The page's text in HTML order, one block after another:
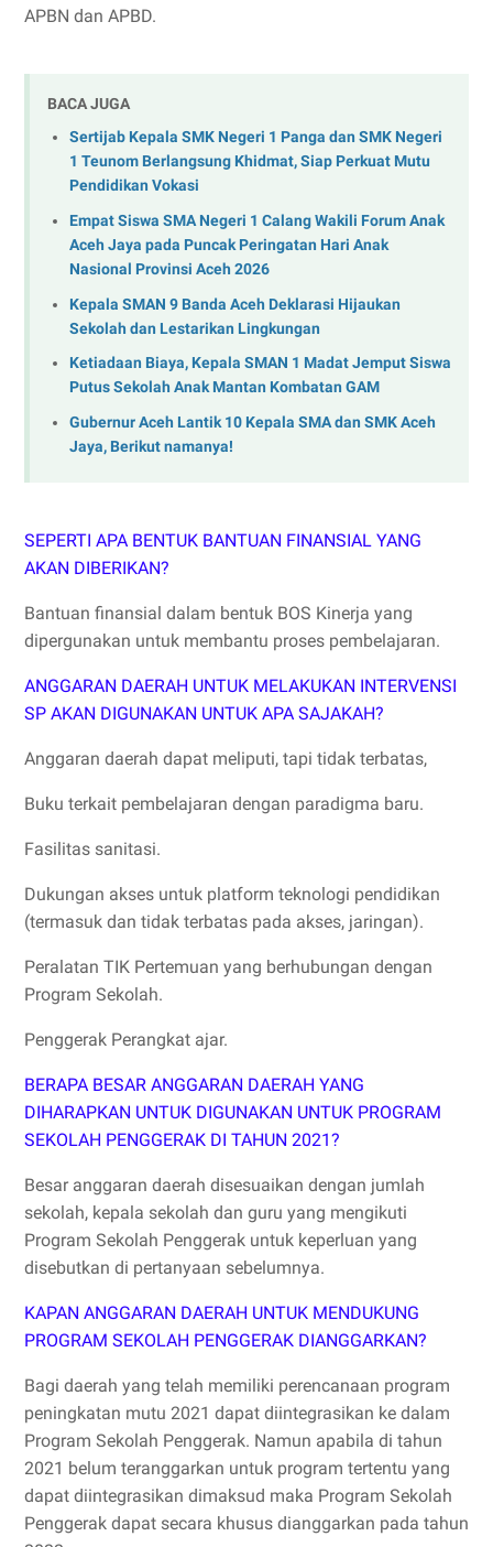
APBN dan APBD.
BACA JUGA
Sertijab Kepala SMK Negeri 1 Panga dan SMK Negeri
1 Teunom Berlangsung Khidmat, Siap Perkuat Mutu
Pendidikan Vokasi
Empat Siswa SMA Negeri 1 Calang Wakili Forum Anak
Aceh Jaya pada Puncak Peringatan Hari Anak
Nasional Provinsi Aceh 2026
Kepala SMAN 9 Banda Aceh Deklarasi Hijaukan
Sekolah dan Lestarikan Lingkungan
Ketiadaan Biaya, Kepala SMAN 1 Madat Jemput Siswa
Putus Sekolah Anak Mantan Kombatan GAM
Gubernur Aceh Lantik 10 Kepala SMA dan SMK Aceh
Jaya, Berikut namanya!
SEPERTI APA BENTUK BANTUAN FINANSIAL YANG
AKAN DIBERIKAN?
Bantuan finansial dalam bentuk BOS Kinerja yang
dipergunakan untuk membantu proses pembelajaran.
ANGGARAN DAERAH UNTUK MELAKUKAN INTERVENSI
SP AKAN DIGUNAKAN UNTUK APA SAJAKAH?
Anggaran daerah dapat meliputi, tapi tidak terbatas,
Buku terkait pembelajaran dengan paradigma baru.
Fasilitas sanitasi.
Dukungan akses untuk platform teknologi pendidikan
(termasuk dan tidak terbatas pada akses, jaringan).
Peralatan TIK Pertemuan yang berhubungan dengan
Program Sekolah.
Penggerak Perangkat ajar.
BERAPA BESAR ANGGARAN DAERAH YANG
DIHARAPKAN UNTUK DIGUNAKAN UNTUK PROGRAM
SEKOLAH PENGGERAK DI TAHUN 2021?
Besar anggaran daerah disesuaikan dengan jumlah
sekolah, kepala sekolah dan guru yang mengikuti
Program Sekolah Penggerak untuk keperluan yang
disebutkan di pertanyaan sebelumnya.
KAPAN ANGGARAN DAERAH UNTUK MENDUKUNG
PROGRAM SEKOLAH PENGGERAK DIANGGARKAN?
Bagi daerah yang telah memiliki perencanaan program
peningkatan mutu 2021 dapat diintegrasikan ke dalam
Program Sekolah Penggerak. Namun apabila di tahun
2021 belum teranggarkan untuk program tertentu yang
dapat diintegrasikan dimaksud maka Program Sekolah
Penggerak dapat secara khusus dianggarkan pada tahun